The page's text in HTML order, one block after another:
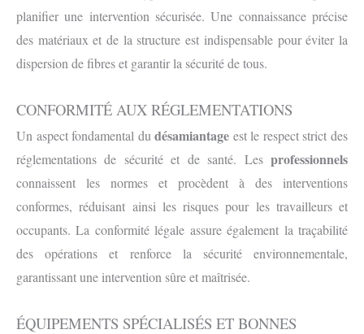
planifier une intervention sécurisée. Une connaissance précise
des matériaux et de la structure est indispensable pour éviter la
dispersion de fibres et garantir la sécurité de tous.
CONFORMITÉ AUX RÉGLEMENTATIONS
Un aspect fondamental dudésamiantage est le respect strict des
réglementations de sécurité et de santé. Les professionnels
connaissent les normes et procèdent à des interventions
conformes, réduisant ainsi les risques pour les travailleurs et
occupants. La conformité légale assure également la traçabilité
des opérations et renforce la sécurité environnementale,
garantissant une intervention sûre et maîtrisée.
ÉQUIPEMENTS SPÉCIALISÉS ET BONNES